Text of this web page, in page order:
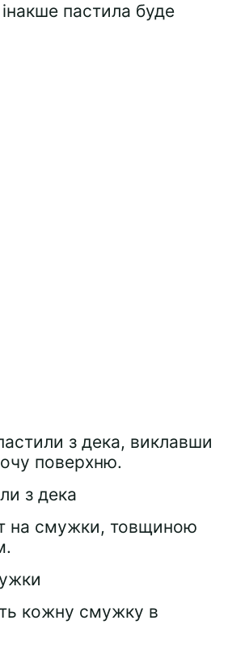
пастила буде
з дека, виклавши
поверхню.
на смужки, товщиною
кожну смужку в